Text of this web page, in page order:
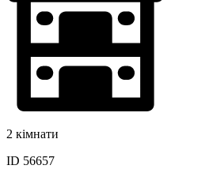
2 кімнати
ID 56657